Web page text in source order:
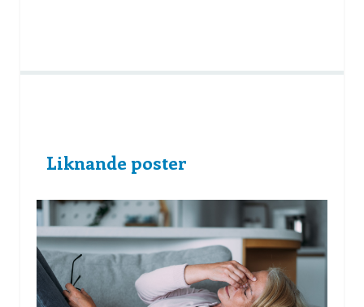
Liknande poster